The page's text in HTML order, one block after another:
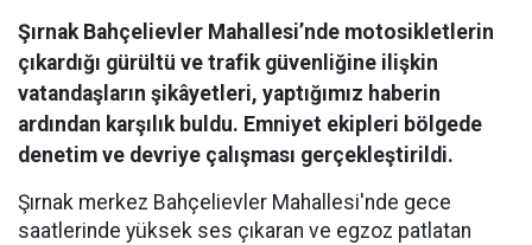
Şırnak Bahçelievler Mahallesi’nde motosikletlerin
çıkardığı gürültü ve trafik güvenliğine ilişkin
vatandaşların şikâyetleri, yaptığımız haberin
ardından karşılık buldu. Emniyet ekipleri bölgede
denetim ve devriye çalışması gerçekleştirildi.
Şırnak merkez Bahçelievler Mahallesi'nde gece
saatlerinde yüksek ses çıkaran ve egzoz patlatan